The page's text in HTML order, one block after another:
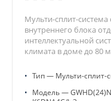
Мульти-сплит-
внутреннего блока
интеллектуальной
климата в доме до 80
• Тип — Мульти-сплит-
• Модель —